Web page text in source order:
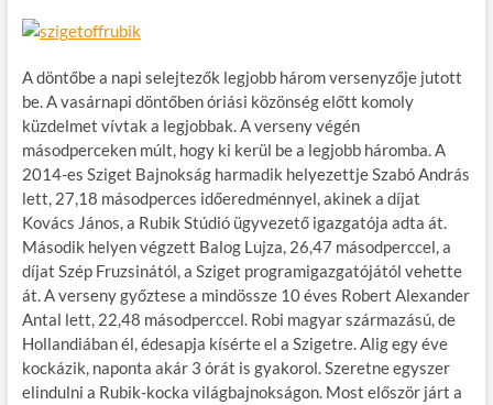
k
A döntőbe a napi selejtezők legjobb három versenyzője jutott
be. A vasárnapi döntőben óriási közönség előtt komoly
küzdelmet vívtak a legjobbak. A verseny végén
másodperceken múlt, hogy ki kerül be a legjobb háromba. A
2014-es Sziget Bajnokság harmadik helyezettje Szabó András
lett, 27,18 másodperces időeredménnyel, akinek a díjat
Kovács János, a Rubik Stúdió ügyvezető igazgatója adta át.
Második helyen végzett Balog Lujza, 26,47 másodperccel, a
díjat Szép Fruzsinától, a Sziget programigazgatójától vehette
át. A verseny győztese a mindössze 10 éves Robert Alexander
Antal lett, 22,48 másodperccel. Robi magyar származású, de
Hollandiában él, édesapja kísérte el a Szigetre. Alig egy éve
kockázik, naponta akár 3 órát is gyakorol. Szeretne egyszer
elindulni a Rubik-kocka világbajnokságon. Most először járt a